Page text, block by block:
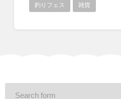
釣りフェス 雑貨